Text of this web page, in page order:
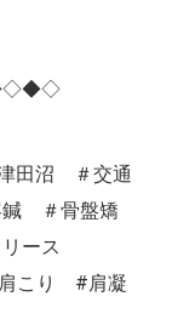
田沼 ＃交通
＃骨盤矯
ース
こり #肩凝